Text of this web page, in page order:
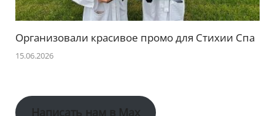
Организовали красивое промо для Стихии Спа
15.06.2026
Написать нам в Max